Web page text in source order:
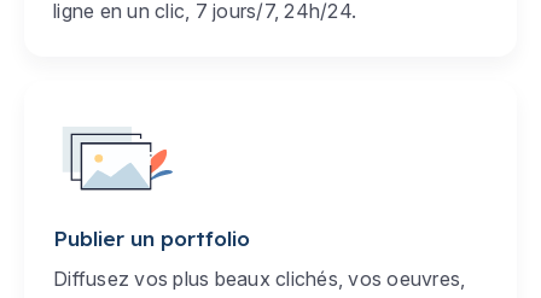
ligne en un clic, 7 jours/7, 24h/24.
Publier un portfolio
Diffusez vos plus beaux clichés, vos oeuvres,